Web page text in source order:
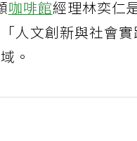
咖啡館經理林奕仁
人文創新與社會
。